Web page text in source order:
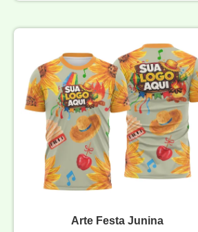
Arte Festa Junina